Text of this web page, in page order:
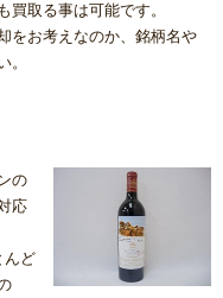
買取る事は可能です。
をお考えなのか、銘柄名や
。
の
応
んど